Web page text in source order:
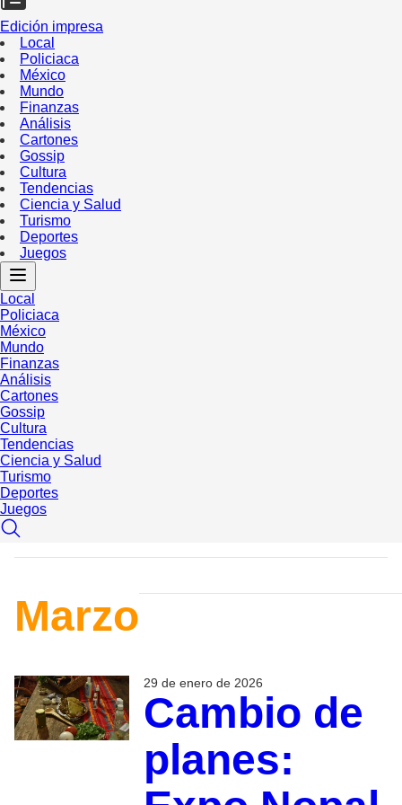
Edición impresa
Local
Policiaca
México
Mundo
Finanzas
Análisis
Cartones
Gossip
Cultura
Tendencias
Ciencia y Salud
Turismo
Deportes
Juegos
Local
Policiaca
México
Mundo
Finanzas
Análisis
Cartones
Gossip
Cultura
Tendencias
Ciencia y Salud
Turismo
Deportes
Juegos
Marzo
29 de enero de 2026
Cambio de
planes: